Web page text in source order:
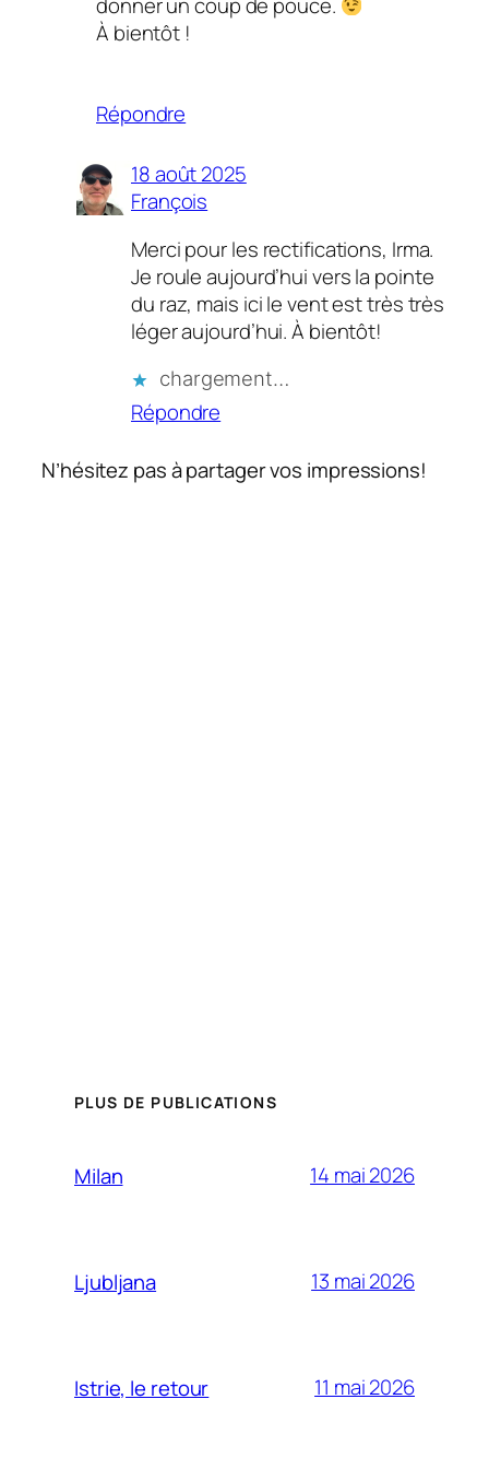
À bientôt !
Répondre
18 août 2025
François
Merci pour les rectifications, Irma.
Je roule aujourd’hui vers la pointe
du raz, mais ici le vent est très très
léger aujourd’hui. À bientôt!
chargement…
Répondre
N’hésitez pas à partager vos impressions!
PLUS DE PUBLICATIONS
Milan 14 mai 2026
Ljubljana 13 mai 2026
Istrie, le retour 11 mai 2026